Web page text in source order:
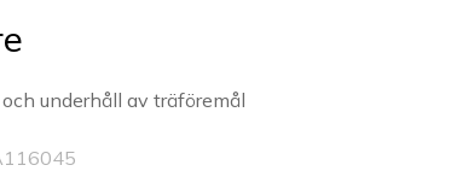
underhåll av träföremål